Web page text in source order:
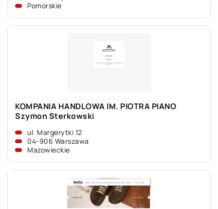
Pomorskie
KOMPANIA HANDLOWA IM. PIOTRA PIANO
Szymon Sterkowski
ul. Margerytki 12
04-906 Warszawa
Mazowieckie